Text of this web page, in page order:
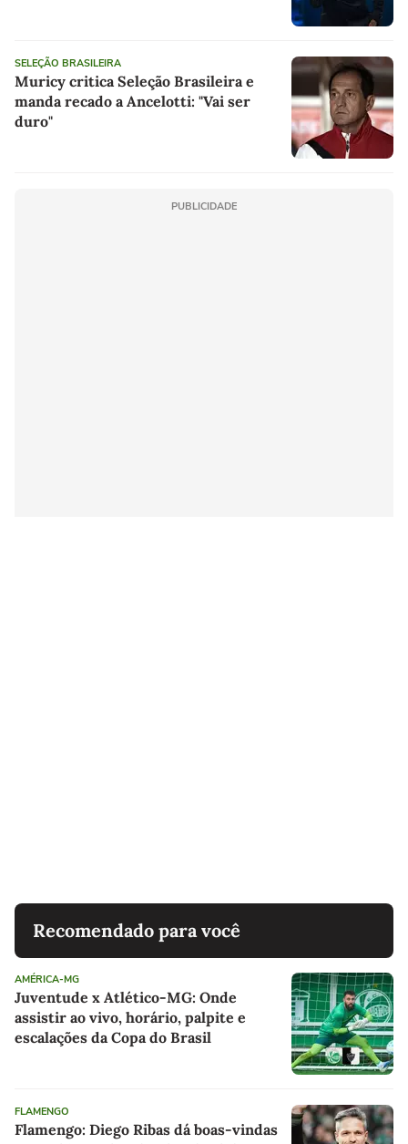
SELEÇÃO BRASILEIRA
Muricy critica Seleção Brasileira e
manda recado a Ancelotti: "Vai ser
duro"
PUBLICIDADE
Recomendado para você
AMÉRICA-MG
Juventude x Atlético-MG: Onde
assistir ao vivo, horário, palpite e
escalações da Copa do Brasil
FLAMENGO
Flamengo: Diego Ribas dá boas-vindas